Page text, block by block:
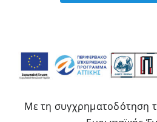
Με τη συγχρηματοδότηση